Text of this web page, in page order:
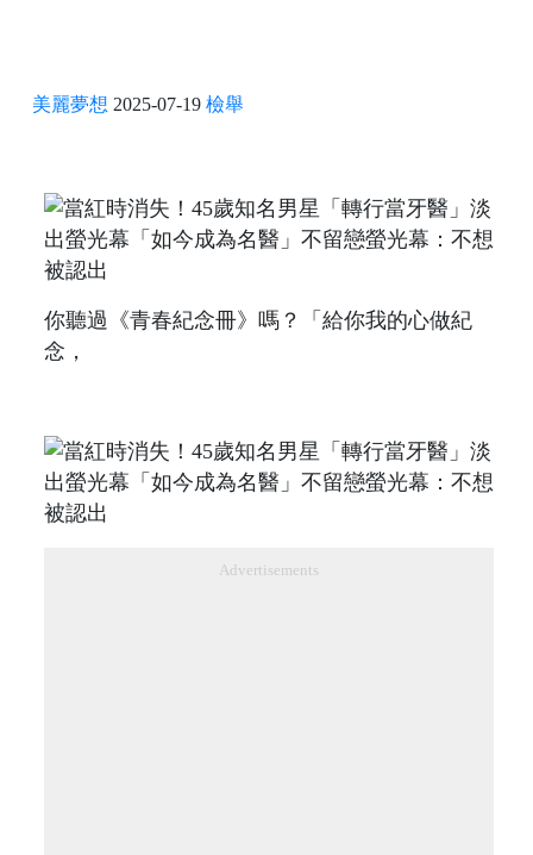
美麗夢想 2025-07-19 檢舉
你聽過《青春紀念冊》嗎？「給你我的心做紀
念，
Advertisements